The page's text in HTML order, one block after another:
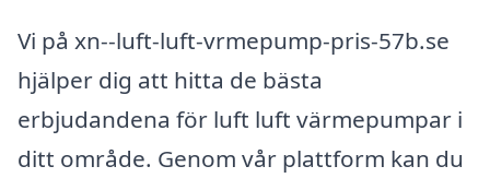
Vi på xn--luft-luft-vrmepump-pris-57b.se
hjälper dig att hitta de bästa
erbjudandena för luft luft värmepumpar i
ditt område. Genom vår plattform kan du